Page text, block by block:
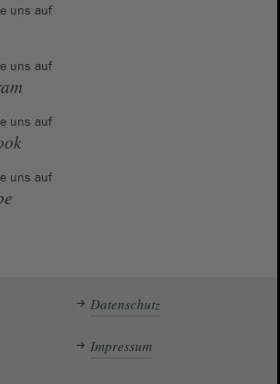
uns auf
uns auf
uns auf
uns auf
Datenschutz
Impressum